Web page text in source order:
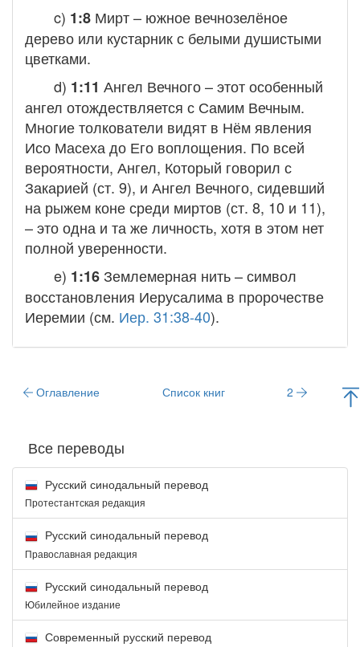
c) 1:8 Мирт– южное вечнозелёное
дерево или кустарник с белыми душистыми
цветками.
d) 1:11 Ангел Вечного– этот особенный
ангел отождествляется с Самим Вечным.
Многие толкователи видят в Нём явления
Исо Масеха до Его воплощения. По всей
вероятности, Ангел, Который говорил с
Закарией (ст. 9), и Ангел Вечного, сидевший
на рыжем коне среди миртов (ст. 8, 10 и 11),
– это одна и та же личность, хотя в этом нет
полной уверенности.
e) 1:16Землемерная нить– символ
восстановления Иерусалима в пророчестве
Иеремии (см. Иер. 31:38-40).
Оглавление Список книг 2
Все переводы
Русский синодальный перевод
Протестантская редакция
Русский синодальный перевод
Православная редакция
Русский синодальный перевод
Юбилейное издание
Современный русский перевод